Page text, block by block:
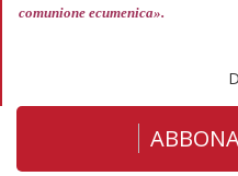
comunione ecumenica».